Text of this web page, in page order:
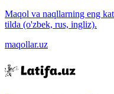
Maqol va naqllarning eng
tilda (o'zbek, rus, ingliz).
maqollar.uz